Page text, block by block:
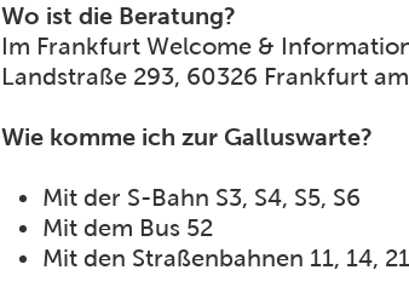
Wo ist die Beratung?
Im Frankfurt Welcome &
Landstraße 293, 60326 Frankfurt
Wie komme ich zur Galluswarte?
Mit der S-Bahn S3, S4, S5, S6
Mit dem Bus 52
Mit den Straßenbahnen 11, 14, 21